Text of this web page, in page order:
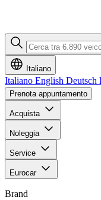
Italiano
Italiano English Deutsch
Prenota appuntamento
Acquista
Noleggia
Service
Eurocar
Brand